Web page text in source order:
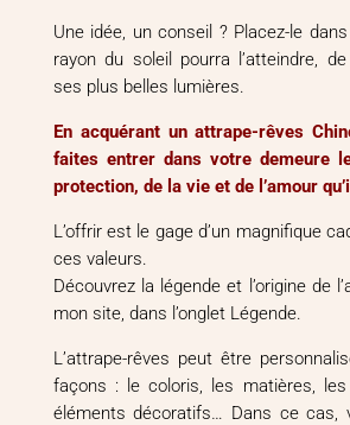
Une idée, un conseil ? Placez-le
rayon du soleil pourra l’atteindre,
ses plus belles lumières.
En acquérant un attrape-rêves
faites entrer dans votre demeure
protection, de la vie et de l’amour
L’offrir est le gage d’un magnifique
ces valeurs.
Découvrez la légende et l’origine de
mon site, dans l’onglet Légende.
L’attrape-rêves peut être
façons : le coloris, les matières, les
éléments décoratifs… Dans ce cas,